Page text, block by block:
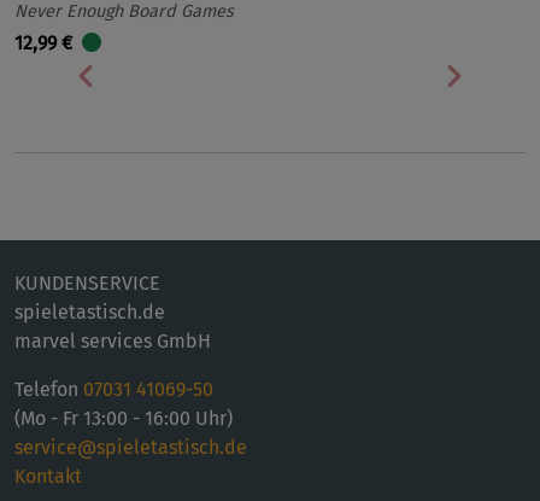
Never Enough Board Games
12,99 €
Vorherige
KUNDENSERVICE
spieletastisch.de
marvel services GmbH
Telefon 07031 41069-50
(Mo - Fr 13:00 - 16:00 Uhr)
service@spieletastisch.de
Kontakt